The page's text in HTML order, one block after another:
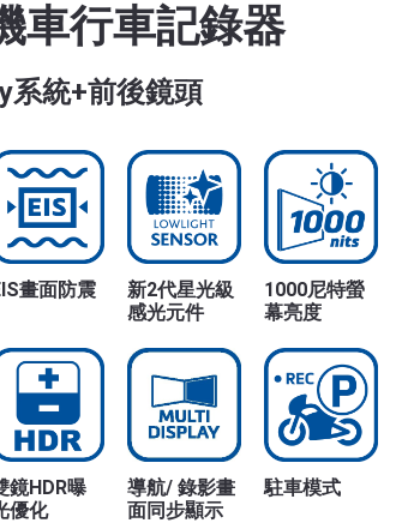
車行車記錄器
系統+前後鏡頭
畫面防震
新2代星光級
感光元件
1000尼特螢
幕亮度
鏡HDR曝
優化
導航/ 錄影畫
面同步顯示
駐車模式